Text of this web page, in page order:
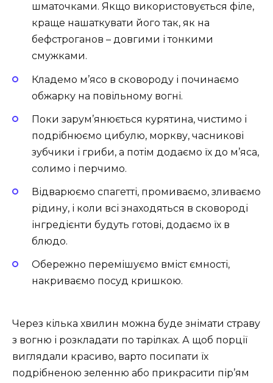
шматочками. Якщо використовується філе,
краще нашаткувати його так, як на
бефстроганов – довгими і тонкими
смужками.
Кладемо м’ясо в сковороду і починаємо
обжарку на повільному вогні.
Поки зарум’янюється курятина, чистимо і
подрібнюємо цибулю, моркву, часникові
зубчики і гриби, а потім додаємо їх до м’яса,
солимо і перчимо.
Відварюємо спагетті, промиваємо, зливаємо
рідину, і коли всі знаходяться в сковороді
інгредієнти будуть готові, додаємо їх в
блюдо.
Обережно перемішуємо вміст ємності,
накриваємо посуд кришкою.
Через кілька хвилин можна буде знімати страву
з вогню і розкладати по тарілках. А щоб порції
виглядали красиво, варто посипати їх
подрібненою зеленню або прикрасити пір’ям